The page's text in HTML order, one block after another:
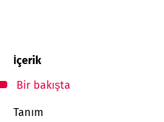
İçerik
Bir bakışta
Tanım